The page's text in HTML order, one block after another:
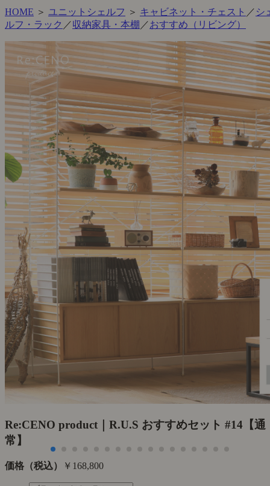
HOME ＞ ユニットシェルフ ＞ キャビネット・チェスト ／ シ
ルフ・ラック ／収納家具・本棚 ／おすすめ（リビング）
Re:CENO product｜R.U.S おすすめセット #14【通
常】
価格（税込） ￥168,800